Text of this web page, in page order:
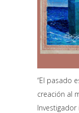
“El pasado
creación al